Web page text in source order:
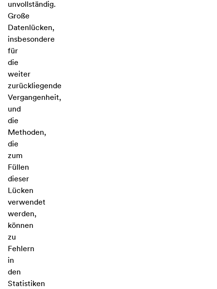
unvollständig.
Große
Datenlücken,
insbesondere
für
die
weiter
zurückliegende
Vergangenheit,
und
die
Methoden,
die
zum
Füllen
dieser
Lücken
verwendet
werden,
können
zu
Fehlern
in
den
Statistiken